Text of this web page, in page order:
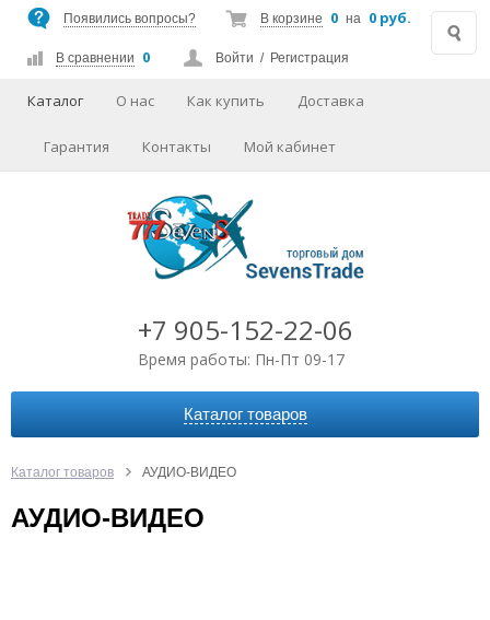
Появились вопросы? В корзине 0 на 0 руб.
В сравнении 0 Войти / Регистрация
Каталог О нас Как купить Доставка
Гарантия Контакты Мой кабинет
+7 905-152-22-06
Время работы: Пн-Пт 09-17
Каталог товаров
КАНЦТОВАРЫ КРАСОТА И ЗДОРОВЬЕ
Каталог товаров АУДИО-ВИДЕО
АУДИО-ВИДЕО